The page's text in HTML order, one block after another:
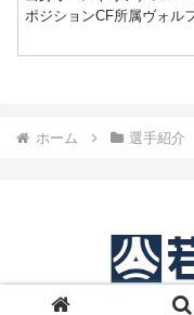
ポジションCF所属ヴォル
ホーム 選手紹介
©